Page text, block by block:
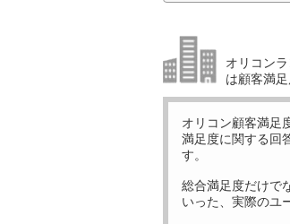
オリコン
は顧客満足
オリコン顧客満足
満足度に関する回
す。
総合満足度だけで
いった、実際のユ